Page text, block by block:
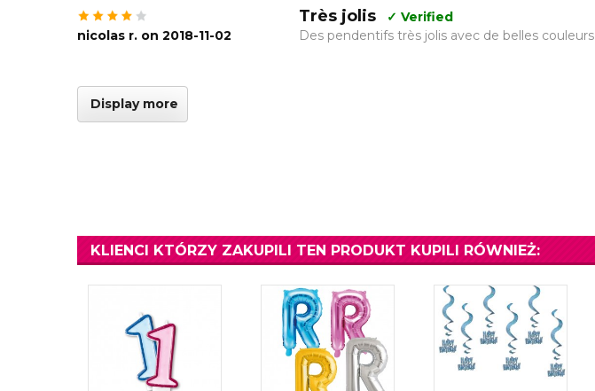
Très jolis
✓ Verified
nicolas r. on 2018-11-02
Des pendentifs très jolis avec de belles couleurs
Display more
KLIENCI KTÓRZY ZAKUPILI TEN PRODUKT KUPILI RÓWNIEŻ: